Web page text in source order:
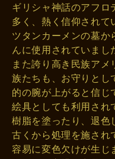
ギリシャ神話のアフロ
多く、熱く信仰されて
ツタンカーメンの墓か
んに使用されていまし
また誇り高き民族ア
族たちも、お守りとし
的の腕が上がると信じ
絵具としても利用され
樹脂を塗ったり、退色
古くから処理を施され
容易に変色欠けが生じ